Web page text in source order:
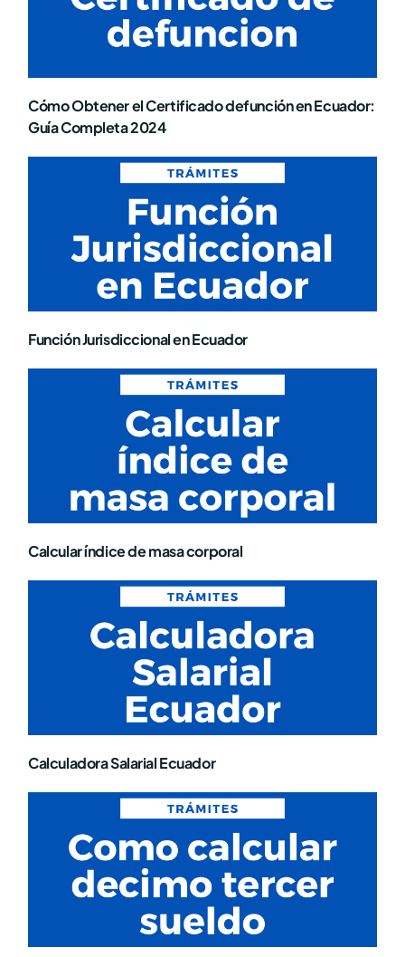
Cómo Obtener el Certificado defunción en Ecuador:
Guía Completa 2024
Función Jurisdiccional en Ecuador
Calcular índice de masa corporal
Calculadora Salarial Ecuador